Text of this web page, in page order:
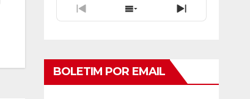
Previous
Episode
Show
Episodes
Next
Episode
BOLETIM POR EMAIL